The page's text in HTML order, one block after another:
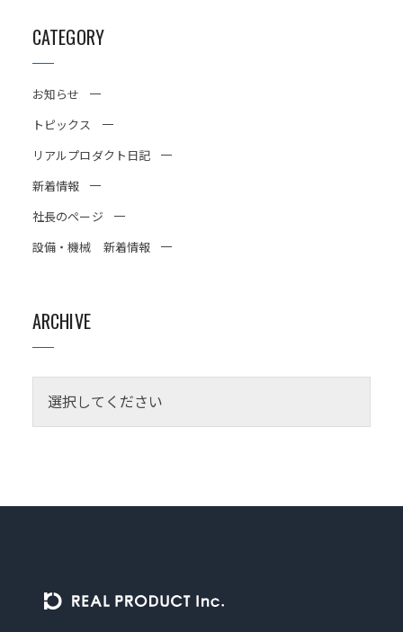
CATEGORY
お知らせ
トピックス
リアルプロダクト日記
新着情報
社長のページ
設備・機械 新着情報
ARCHIVE